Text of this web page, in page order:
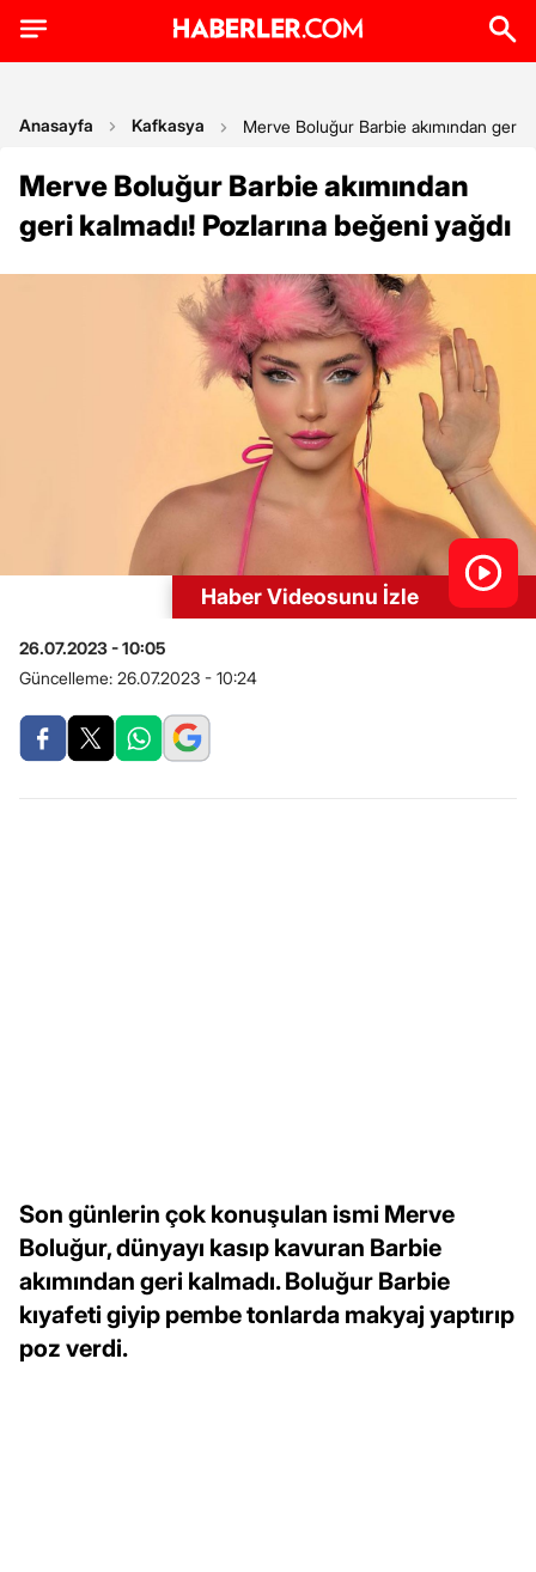
Anasayfa Kafkasya Merve Boluğur Barbie akımından geri
Merve Boluğur Barbie akımından
geri kalmadı! Pozlarına beğeni yağdı
Haber Videosunu İzle
26.07.2023 - 10:05
Güncelleme: 26.07.2023 - 10:24
Son günlerin çok konuşulan ismi Merve
Boluğur, dünyayı kasıp kavuran Barbie
akımından geri kalmadı. Boluğur Barbie
kıyafeti giyip pembe tonlarda makyaj yaptırıp
poz verdi.